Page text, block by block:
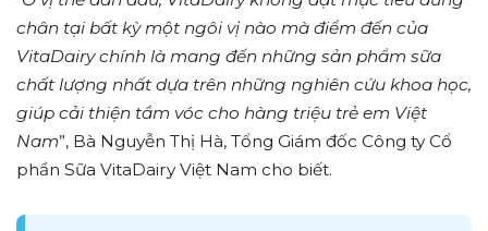
chân tại bất kỳ một ngôi vị nào mà điểm đến của
VitaDairy chính là mang đến những sản phẩm sữa
chất lượng nhất dựa trên những nghiên cứu khoa học,
giúp cải thiện tầm vóc cho hàng triệu trẻ em Việt
Nam”, Bà Nguyễn Thị Hà, Tổng Giám đốc Công ty Cổ
phần Sữa VitaDairy Việt Nam cho biết.